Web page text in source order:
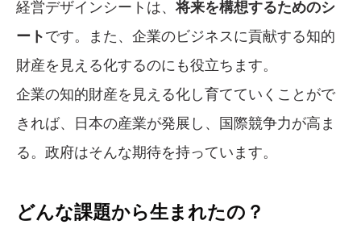
経営デザインシートは、 将来を構想するためのシ
ートです。また、企業のビジネスに貢献する知的
財産を見える化するのにも役立ちます。
企業の知的財産を見える化し育てていくことがで
きれば、日本の産業が発展し、国際競争力が高ま
る。政府はそんな期待を持っています。
どんな課題から生まれたの？